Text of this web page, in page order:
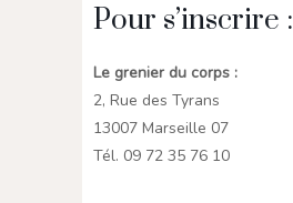
Pour s’inscrire :
Le grenier du corps :
2, Rue des Tyrans
13007 Marseille 07
Tél. 09 72 35 76 10